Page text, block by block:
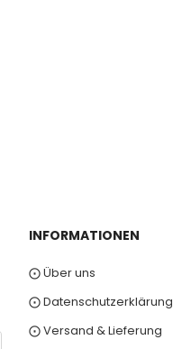
INFORMATIONEN
⨀ Über uns
⨀ Datenschutzerklärung
⨀ Versand & Lieferung